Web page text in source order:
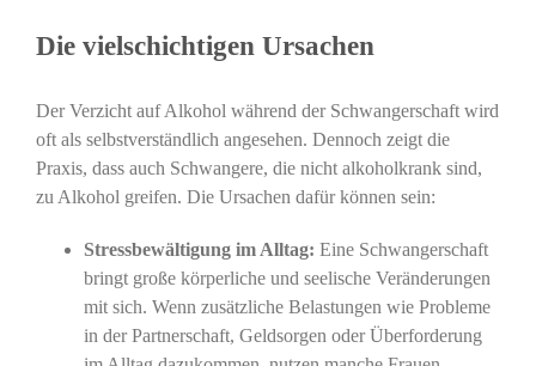
Die vielschichtigen Ursachen
Der Verzicht auf Alkohol während der Schwangerschaft wird
oft als selbstverständlich angesehen. Dennoch zeigt die
Praxis, dass auch Schwangere, die nicht alkoholkrank sind,
zu Alkohol greifen. Die Ursachen dafür können sein:
Stressbewältigung im Alltag: Eine Schwangerschaft
bringt große körperliche und seelische Veränderungen
mit sich. Wenn zusätzliche Belastungen wie Probleme
in der Partnerschaft, Geldsorgen oder Überforderung